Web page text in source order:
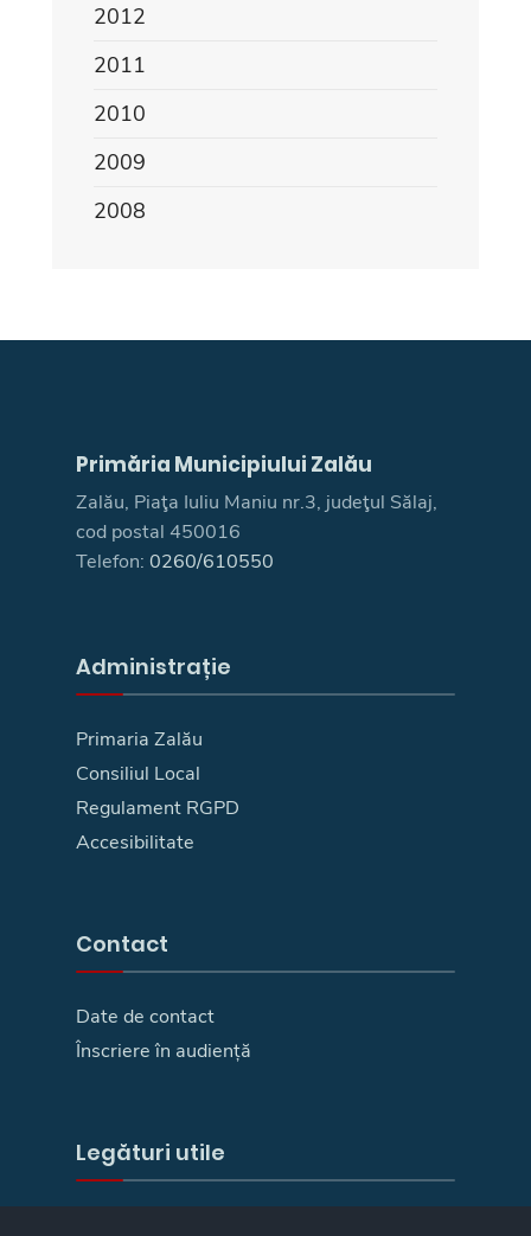
2012
2011
2010
2009
2008
Primăria Municipiului Zalău
Zalău, Piaţa Iuliu Maniu nr.3, judeţul Sălaj,
cod postal 450016
Telefon: 0260/610550
Administrație
Primaria Zalău
Consiliul Local
Regulament RGPD
Accesibilitate
Contact
Date de contact
Înscriere în audiență
Legături utile